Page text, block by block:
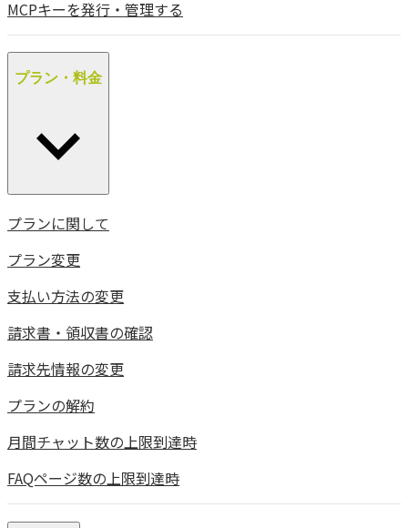
MCPキーを発行・管理する
プラン・料金
プランに関して
プラン変更
支払い方法の変更
請求書・領収書の確認
請求先情報の変更
プランの解約
月間チャット数の上限到達時
FAQページ数の上限到達時